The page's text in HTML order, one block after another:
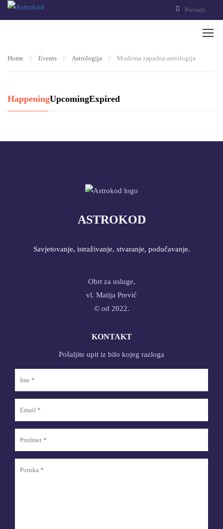
Home Events Astrologija Moderna zapadna astrologija
HappeningUpcomingExpired
ASTROKOD
Savjetovanje, istraživanje, stvaranje, podučavanje.
Obrt za usluge,
vl. Matija Prević
© od 2022.
KONTAKT
Pošaljite upit iz bilo kojeg razloga